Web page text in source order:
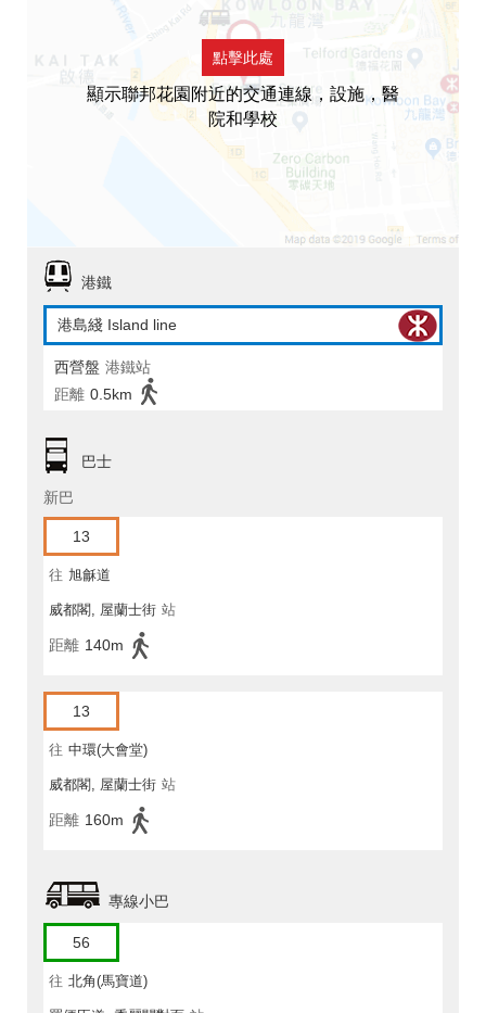
點擊此處
顯示聯邦花園附近的交通連線，設施，醫
院和學校
港鐵
港島綫 Island line
西營盤 港鐵站
距離 0.5km
巴士
新巴
13
往 旭龢道
威都閣, 屋蘭士街 站
距離 140m
13
往 中環(大會堂)
威都閣, 屋蘭士街 站
距離 160m
專線小巴
56
往 北角(馬寶道)